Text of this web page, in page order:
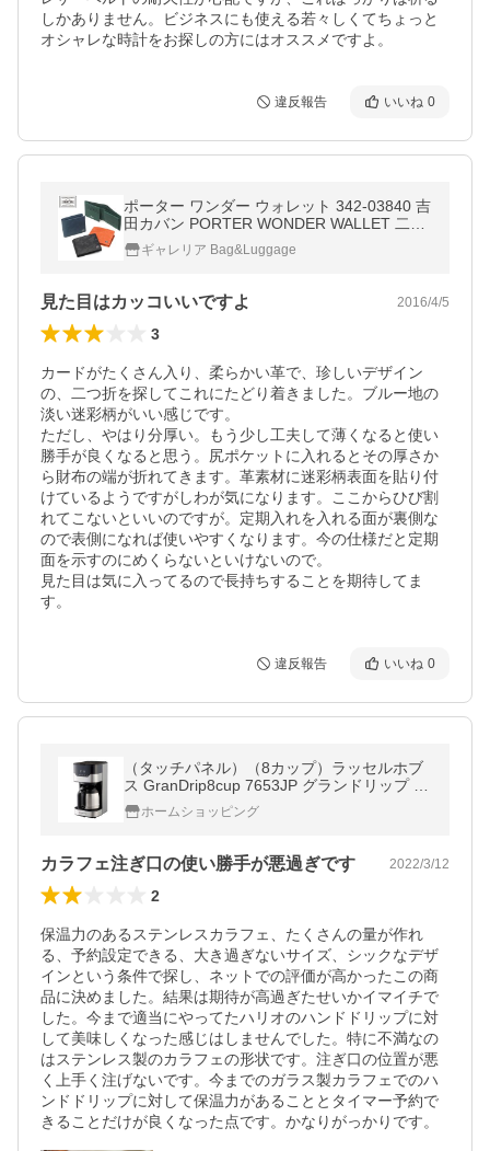
しかありません。ビジネスにも使える若々しくてちょっと
オシャレな時計をお探しの方にはオススメですよ。
違反報告 いいね 0
ポーター ワンダー ウォレット 342-03840 吉
田カバン PORTER WONDER WALLET 二つ
折り財布 革 財布 レザー 迷彩 小銭入れあり
日本製ギャレリア Bag&Luggage
見た目はカッコいいですよ 2016/4/5
3
カードがたくさん入り、柔らかい革で、珍しいデザイン
の、二つ折を探してこれにたどり着きました。ブルー地の
淡い迷彩柄がいい感じです。
ただし、やはり分厚い。もう少し工夫して薄くなると使い
勝手が良くなると思う。尻ポケットに入れるとその厚さか
ら財布の端が折れてきます。革素材に迷彩柄表面を貼り付
けているようですがしわが気になります。ここからひび割
れてこないといいのですが。定期入れを入れる面が裏側な
ので表側になれば使いやすくなります。今の仕様だと定期
面を示すのにめくらないといけないので。
見た目は気に入ってるので長持ちすることを期待してま
す。
違反報告 いいね 0
（タッチパネル）（8カップ）ラッセルホブ
ス GranDrip8cup 7653JP グランドリップ コ
ーヒーメーカー Russell hobbs（デジタルラ
イフ）
ホームショッピング
カラフェ注ぎ口の使い勝手が悪過ぎです 2022/3/12
2
保温力のあるステンレスカラフェ、たくさんの量が作れ
る、予約設定できる、大き過ぎないサイズ、シックなデザ
インという条件で探し、ネットでの評価が高かったこの商
品に決めました。結果は期待が高過ぎたせいかイマイチで
した。今まで適当にやってたハリオのハンドドリップに対
して美味しくなった感じはしませんでした。特に不満なの
はステンレス製のカラフェの形状です。注ぎ口の位置が悪
く上手く注げないです。今までのガラス製カラフェでのハ
ンドドリップに対して保温力があることとタイマー予約で
きることだけが良くなった点です。かなりがっかりです。